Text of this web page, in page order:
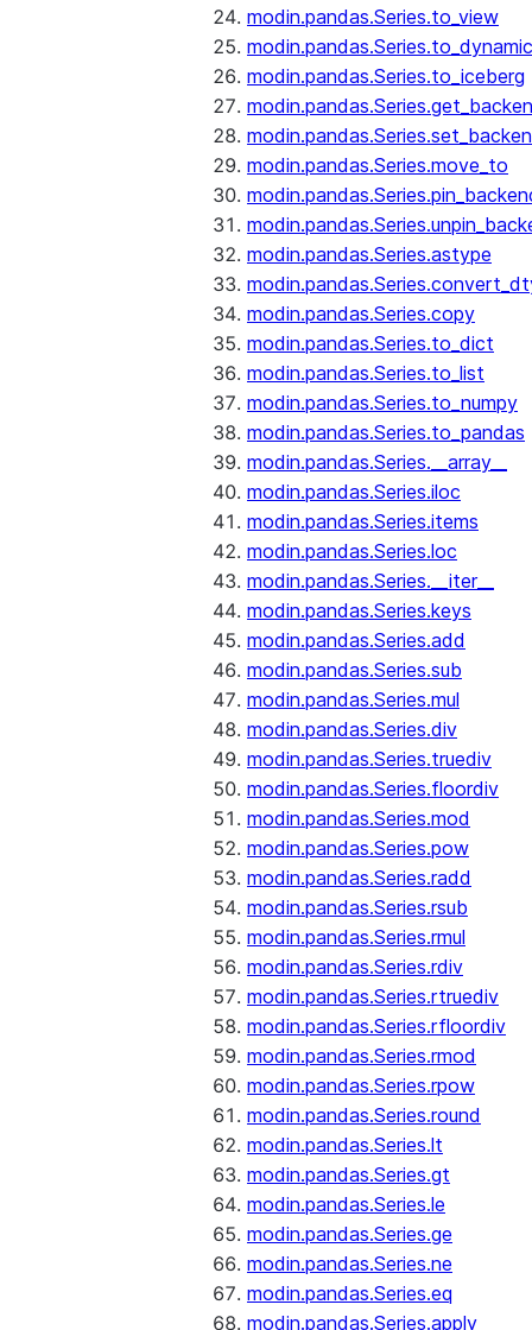
modin.pandas.Series.to_view
modin.pandas.Series.to_iceberg
modin.pandas.Series.move_to
modin.pandas.Series.astype
modin.pandas.Series.copy
modin.pandas.Series.to_dict
modin.pandas.Series.to_list
modin.pandas.Series.to_numpy
modin.pandas.Series.to_pandas
modin.pandas.Series.__array__
modin.pandas.Series.iloc
modin.pandas.Series.items
modin.pandas.Series.loc
modin.pandas.Series.__iter__
modin.pandas.Series.keys
modin.pandas.Series.add
modin.pandas.Series.sub
modin.pandas.Series.mul
modin.pandas.Series.div
modin.pandas.Series.truediv
modin.pandas.Series.floordiv
modin.pandas.Series.mod
modin.pandas.Series.pow
modin.pandas.Series.radd
modin.pandas.Series.rsub
modin.pandas.Series.rmul
modin.pandas.Series.rdiv
modin.pandas.Series.rtruediv
modin.pandas.Series.rfloordiv
modin.pandas.Series.rmod
modin.pandas.Series.rpow
modin.pandas.Series.round
modin.pandas.Series.lt
modin.pandas.Series.gt
modin.pandas.Series.le
modin.pandas.Series.ge
modin.pandas.Series.ne
modin.pandas.Series.eq
modin.pandas.Series.apply